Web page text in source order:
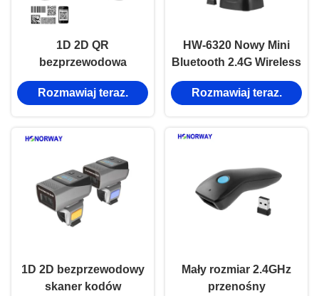
1D 2D QR
bezprzewodowa
komunikacja bluetooth
przenośny czytnik
Rozmawiaj teraz.
HW-6320 Nowy Mini
Bluetooth 2.4G Wireless
Portable Barcode
Scanner Z Kolebką Do
Rozmawiaj teraz.
1D 2D bezprzewodowy
skaner kodów
Mały rozmiar 2.4GHz
przenośny